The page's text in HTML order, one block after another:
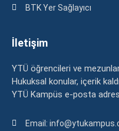
BTK Yer Sağlayıcı
İletişim
YTÜ öğrencileri ve
Hukuksal konular, içerik
YTÜ Kampüs e-posta
Email: